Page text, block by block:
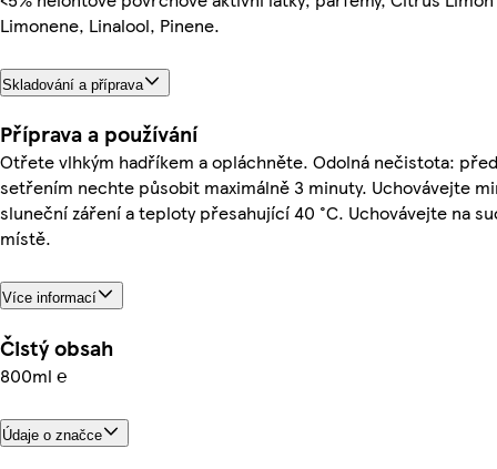
Limonene, Linalool, Pinene.
Skladování a příprava
Příprava a používání
Otřete vlhkým hadříkem a opláchněte. Odolná nečistota: před
setřením nechte působit maximálně 3 minuty. Uchovávejte
sluneční záření a teploty přesahující 40 °C. Uchovávejte na
místě.
Více informací
Čistý obsah
800ml ℮
Údaje o značce